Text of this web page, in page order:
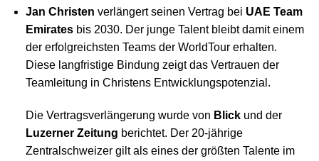
Jan Christen verlängert seinen Vertrag bei UAE Team
Emiratesbis 2030. Der junge Talent bleibt damit einem
der erfolgreichsten Teams der WorldTour erhalten.
Diese langfristige Bindung zeigt das Vertrauen der
Teamleitung in Christens Entwicklungspotenzial.
Die Vertragsverlängerung wurde von Blickund der
Luzerner Zeitung berichtet. Der 20-jährige
Zentralschweizer gilt als eines der größten Talente im